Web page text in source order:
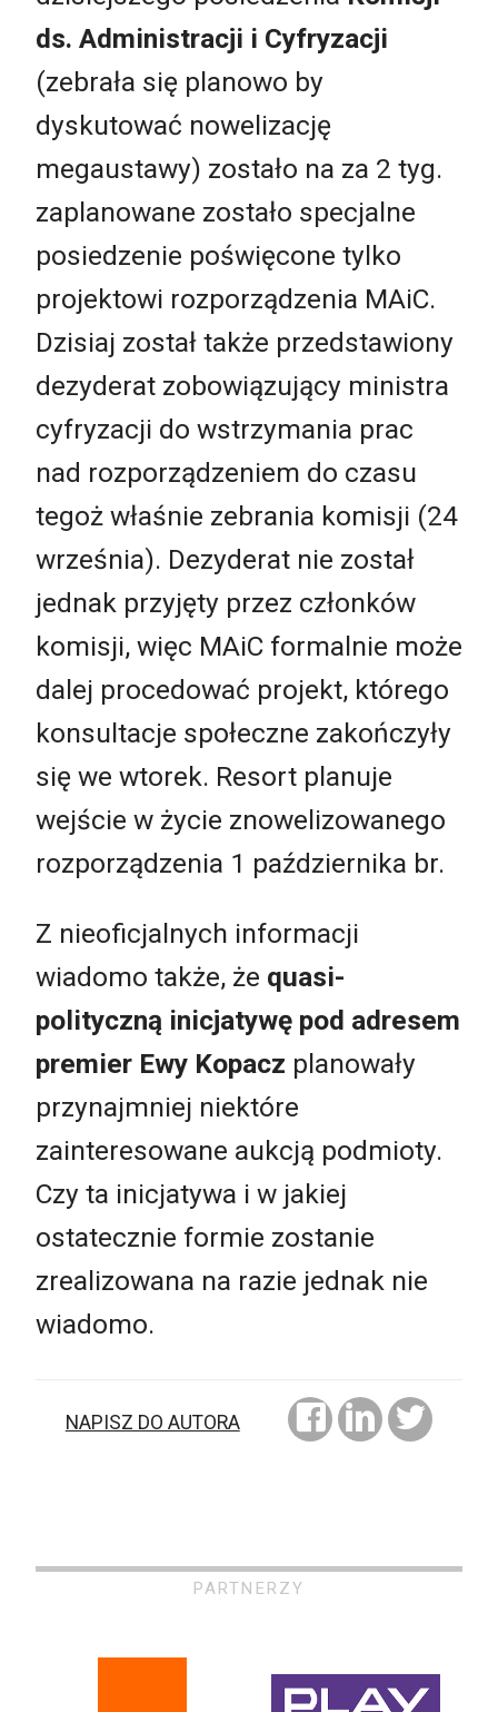
ds. Administracji i Cyfryzacji
(zebrała się planowo by
dyskutować nowelizację
megaustawy) zostało na za 2 tyg.
zaplanowane zostało specjalne
posiedzenie poświęcone tylko
projektowi rozporządzenia MAiC.
Dzisiaj został także przedstawiony
dezyderat zobowiązujący ministra
cyfryzacji do wstrzymania prac
nad rozporządzeniem do czasu
tegoż właśnie zebrania komisji (24
września). Dezyderat nie został
jednak przyjęty przez członków
komisji, więc MAiC formalnie może
dalej procedować projekt, którego
konsultacje społeczne zakończyły
się we wtorek. Resort planuje
wejście w życie znowelizowanego
rozporządzenia 1 października br.
Z nieoficjalnych informacji
wiadomo także, że quasi-
polityczną inicjatywę pod adresem
premier Ewy Kopacz planowały
przynajmniej niektóre
zainteresowane aukcją podmioty.
Czy ta inicjatywa i w jakiej
ostatecznie formie zostanie
zrealizowana na razie jednak nie
wiadomo.
NAPISZ DO AUTORA
PARTNERZY